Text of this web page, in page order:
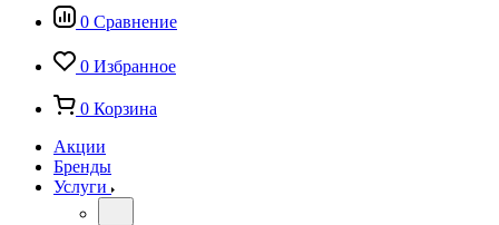
0 Сравнение
0 Избранное
0 Корзина
Акции
Бренды
Услуги